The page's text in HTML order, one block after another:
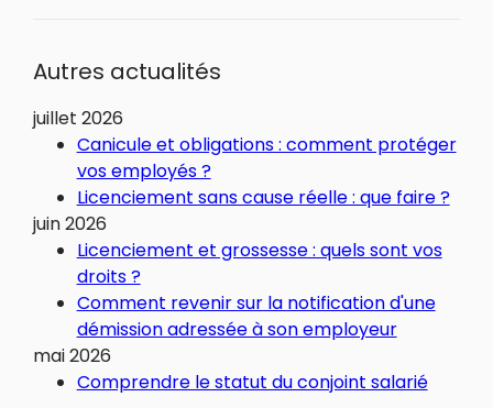
Autres actualités
juillet 2026
Canicule et obligations : comment protéger
vos employés ?
Licenciement sans cause réelle : que faire ?
juin 2026
Licenciement et grossesse : quels sont vos
droits ?
Comment revenir sur la notification d'une
démission adressée à son employeur
mai 2026
Comprendre le statut du conjoint salarié